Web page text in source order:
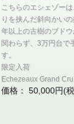
こちらのエシェゾー
りを挟んだ斜向かい
年以上の古樹のブド
関わらず、3万円台で
す。
限定入荷
Echezeaux Grand
価格： 50,000円(